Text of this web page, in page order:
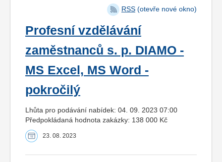
RSS (otevře nové okno)
Profesní vzdělávání
zaměstnanců s. p. DIAMO -
MS Excel, MS Word -
pokročilý
Lhůta pro podávání nabídek: 04. 09. 2023 07:00
Předpokládaná hodnota zakázky: 138 000 Kč
23. 08. 2023